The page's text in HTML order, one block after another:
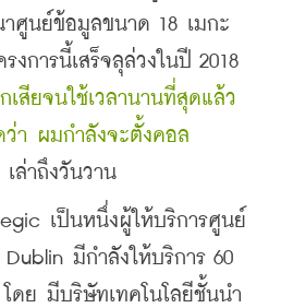
ศูนย์ข้อมูลขนาด 18 เมกะ
สียจนใช้เวลานานที่สุดแล้ว
า ผมกำลังจะตั้งคอล
ล่าถึงวันวาน
เป็นหนึ่งผู้ให้บริการศูนย์
มีกำลังให้บริการ 60
ดย มีบริษัทเทคโนโลยีชั้นนำ